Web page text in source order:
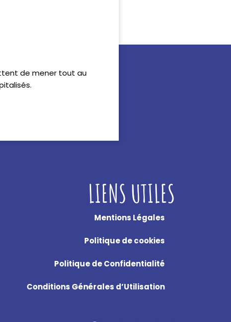
de mener tout au
LIENS UTILES
Mentions Légales
Politique de cookies
Politique de Confidentialité
Conditions Générales d’Utilisation